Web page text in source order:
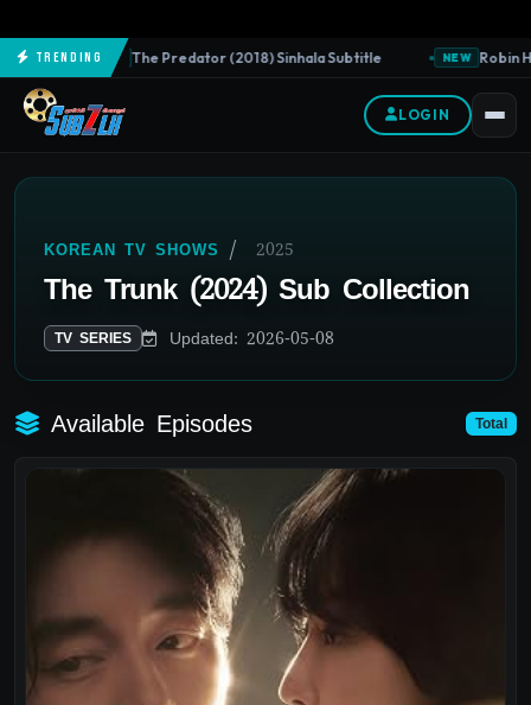
Trending
NEW The Predator (2018) Sinhala Subtitle NEW Robin
LOGIN
KOREAN TV SHOWS / 2025
The Trunk (2024) Sub Collection
TV SERIES Updated: 2026-05-08
Available Episodes Total